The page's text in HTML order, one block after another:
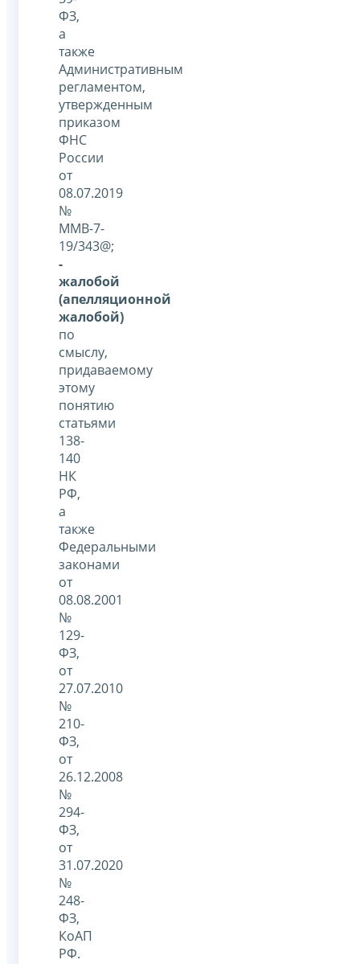
ФЗ,
а
также
Административным
регламентом,
утвержденным
приказом
ФНС
России
от
08.07.2019
№
ММВ-7-
19/343@;
-
жалобой
(апелляционной
жалобой)
по
смыслу,
придаваемому
этому
понятию
статьями
138-
140
НК
РФ,
а
также
Федеральными
законами
от
08.08.2001
№
129-
ФЗ,
от
27.07.2010
№
210-
ФЗ,
от
26.12.2008
№
294-
ФЗ,
от
31.07.2020
№
248-
ФЗ,
КоАП
РФ.